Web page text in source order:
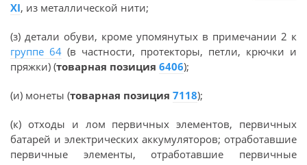
XI, из металлической нити;
(з) детали обуви, кроме упомянутых в примечании 2 к
группе 64 (в частности, протекторы, петли, крючки и
пряжки) (товарная позиция 6406);
(и) монеты (товарная позиция 7118);
(к) отходы и лом первичных элементов, первичных
батарей и электрических аккумуляторов; отработавшие
первичные элементы, отработавшие первичные